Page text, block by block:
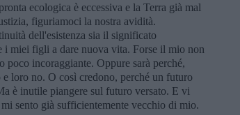
ecologica è eccessiva e la Terra già mal
figuriamoci la nostra avidità.
dell'esistenza sia il significato
miei figli a dare nuova vita. Forse il mio non
poco incoraggiante. Oppure sarà perché,
loro no. O così credono, perché un futuro
è inutile piangere sul futuro versato. E vi
sento già sufficientemente vecchio di mio.